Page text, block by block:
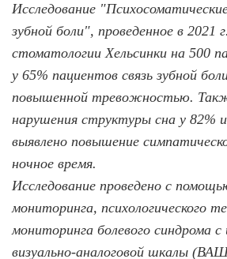
Исследование
зубной боли", проведенное в
стоматологии Хельсинки на 500
у 65% пациентов связь зубной
повышенной тревожностью.
нарушения структуры сна у 82%
выявлено повышение
ночное время.
Исследование проведено с
мониторинга, психологического
мониторинга болевого синдрома с
визуально-аналоговой шкалы